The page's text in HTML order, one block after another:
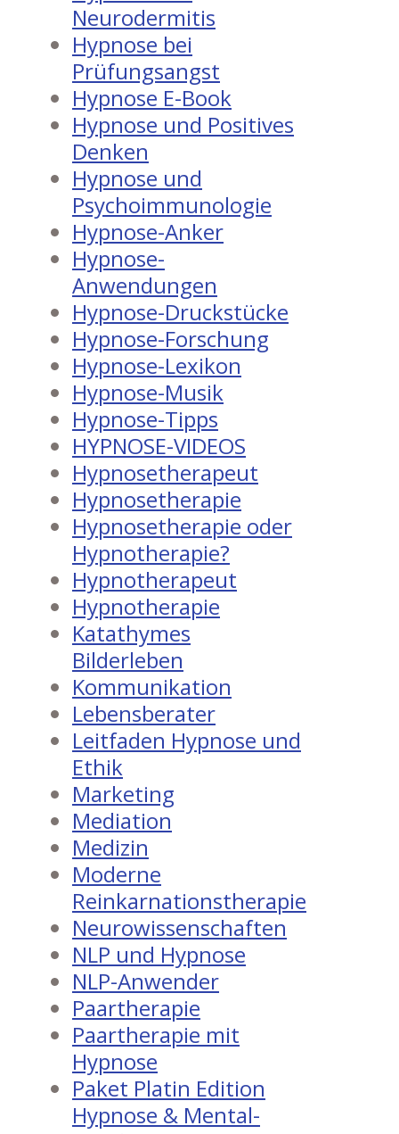
Neurodermitis
Hypnose bei
Prüfungsangst
Hypnose E-Book
Hypnose und Positives
Denken
Hypnose und
Psychoimmunologie
Hypnose-Anker
Hypnose-
Anwendungen
Hypnose-Druckstücke
Hypnose-Forschung
Hypnose-Lexikon
Hypnose-Musik
Hypnose-Tipps
HYPNOSE-VIDEOS
Hypnosetherapeut
Hypnosetherapie
Hypnosetherapie oder
Hypnotherapie?
Hypnotherapeut
Hypnotherapie
Katathymes
Bilderleben
Kommunikation
Lebensberater
Leitfaden Hypnose und
Ethik
Marketing
Mediation
Medizin
Moderne
Reinkarnationstherapie
Neurowissenschaften
NLP und Hypnose
NLP-Anwender
Paartherapie
Paartherapie mit
Hypnose
Paket Platin Edition
Hypnose & Mental-